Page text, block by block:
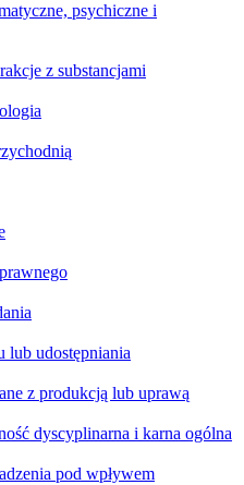
psychiczne i
z substancjami
udostępniania
z produkcją lub uprawą
dyscyplinarna i karna ogólna
pod wpływem